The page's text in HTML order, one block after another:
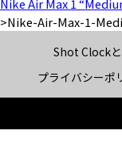
Nike Air Max 1
>Nike-Air-Max-1-
Shot Clock
プライバシーポ